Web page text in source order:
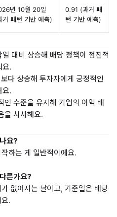
년 10월 20일
거 패턴 기반 예측)
0.91 (과거 패
턴 기반 예측)
대비 상승해 배당 정책이 점진적
요.
다 상승해 투자자에게 긍정적인
요.
인 수준을 유지해 기업의 이익 배
을 시사해요.
요?
하는 게 일반적이에요.
른가요?
없어지는 날이고, 기준일은 배당
.